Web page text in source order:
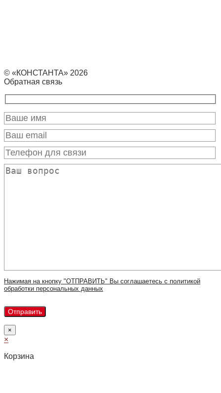
© «КОНСТАНТА» 2026
Обратная связь
Нажимая на кнопку "ОТПРАВИТЬ" Вы соглашаетесь с политикой
обработки персональных данных
×
×
Корзина